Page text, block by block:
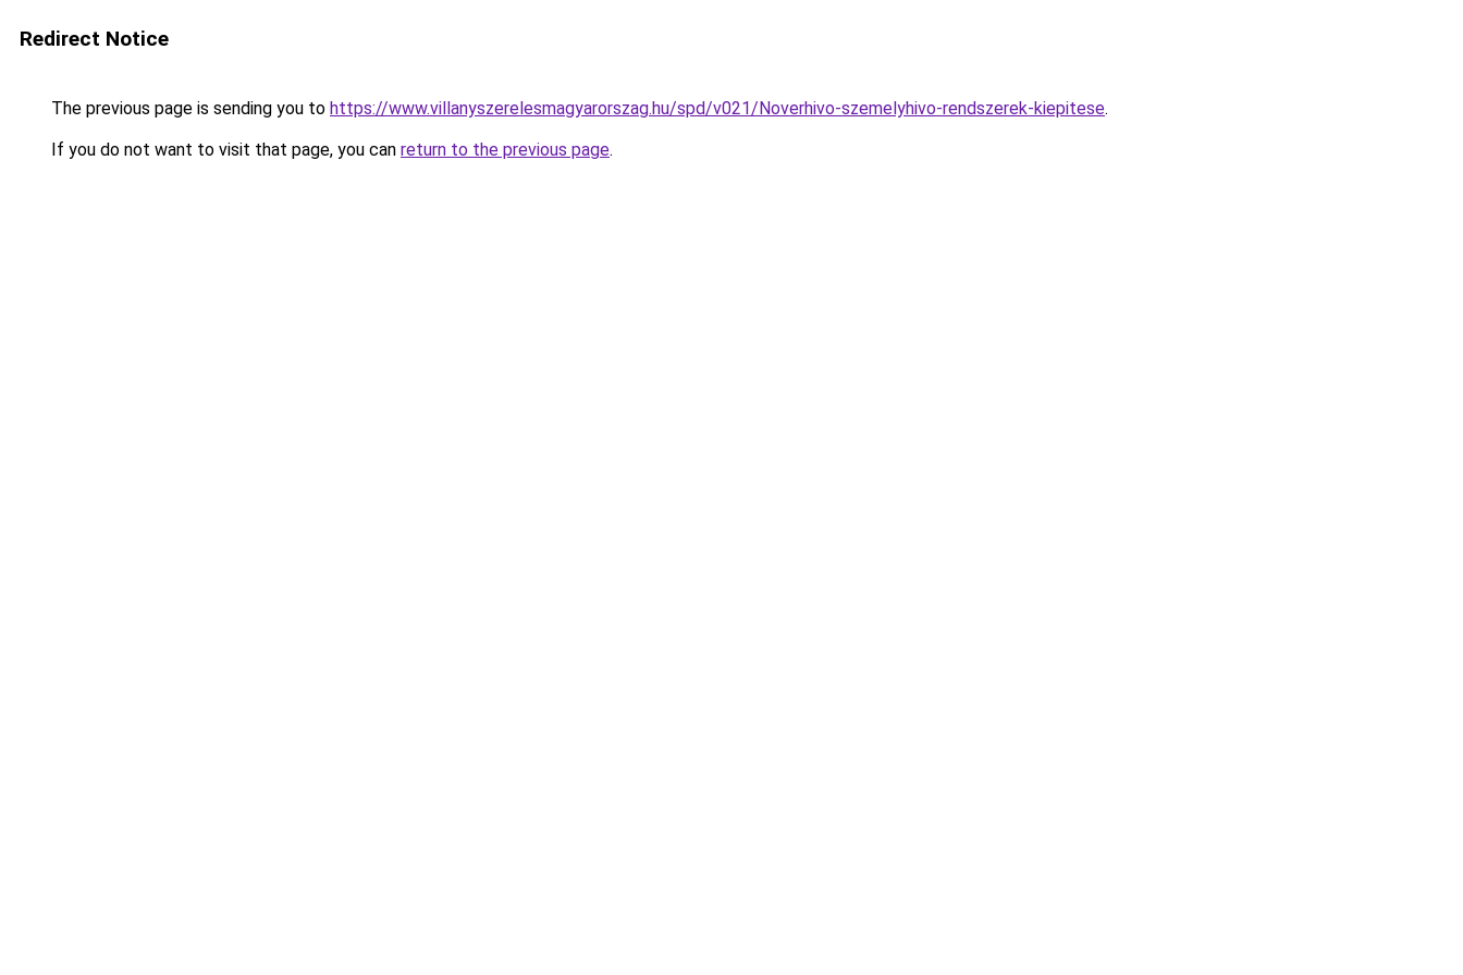
Redirect Notice
The previous page is sending you to https://www.villanyszerelesmagyarorszag.hu/spd/v021/Noverhivo-szemelyhivo-rendszerek-kiepitese.
If you do not want to visit that page, you can return to the previous page.